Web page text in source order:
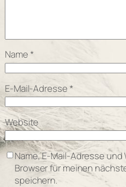
Name*
E-Mail-Adresse*
Website
Name, E-Mail-Adresse
Browser für meinen
speichern.